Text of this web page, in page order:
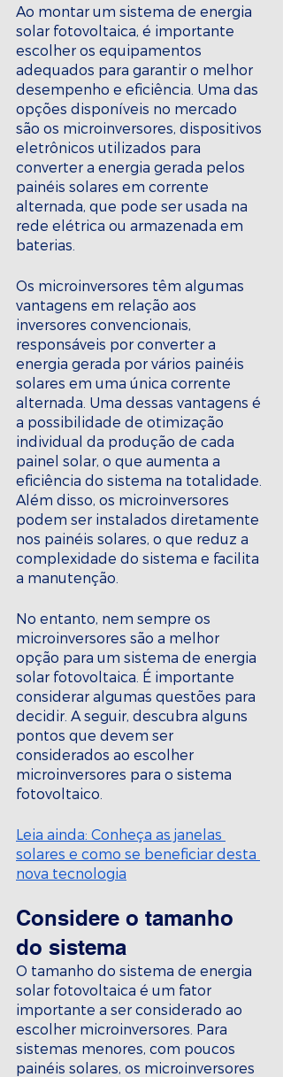
Ao montar um sistema de energia
solar fotovoltaica, é importante
escolher os equipamentos
adequados para garantir o melhor
desempenho e eficiência. Uma das
opções disponíveis no mercado
são os microinversores, dispositivos
eletrônicos utilizados para
converter a energia gerada pelos
painéis solares em corrente
alternada, que pode ser usada na
rede elétrica ou armazenada em
baterias.
Os microinversores têm algumas
vantagens em relação aos
inversores convencionais,
responsáveis por converter a
energia gerada por vários painéis
solares em uma única corrente
alternada. Uma dessas vantagens é
a possibilidade de otimização
individual da produção de cada
painel solar, o que aumenta a
eficiência do sistema na totalidade.
Além disso, os microinversores
podem ser instalados diretamente
nos painéis solares, o que reduz a
complexidade do sistema e facilita
a manutenção.
No entanto, nem sempre os
microinversores são a melhor
opção para um sistema de energia
solar fotovoltaica. É importante
considerar algumas questões para
decidir. A seguir, descubra alguns
pontos que devem ser
considerados ao escolher
microinversores para o sistema
fotovoltaico.
Leia ainda: Conheça as janelas
solares e como se beneficiar desta
nova tecnologia
Considere o tamanho
do sistema
O tamanho do sistema de energia
solar fotovoltaica é um fator
importante a ser considerado ao
escolher microinversores. Para
sistemas menores, com poucos
painéis solares, os microinversores